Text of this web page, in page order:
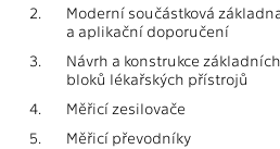
2.
Moderní součástková
a aplikační doporučení
3.
Návrh a konstrukce
bloků lékařských přístrojů
4.
Měřicí zesilovače
5.
Měřicí převodníky